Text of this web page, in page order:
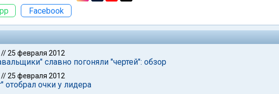
Facebook
//25 февраля 2012
славно погоняли "чертей": обзор
//25 февраля 2012
отобрал очки у лидера